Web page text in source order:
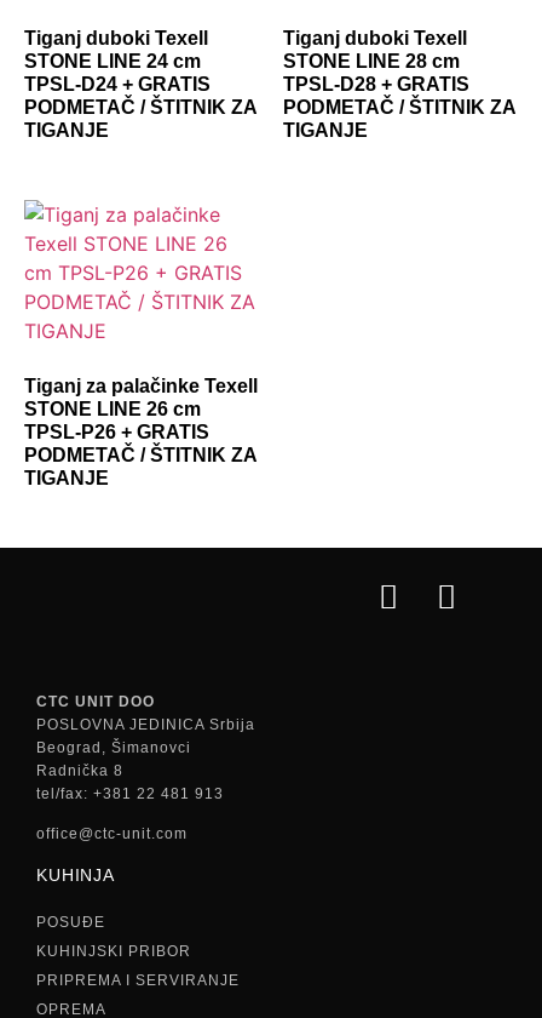
Tiganj duboki Texell
STONE LINE 24 cm
TPSL-D24 + GRATIS
PODMETAČ / ŠTITNIK ZA
TIGANJE
Tiganj duboki Texell
STONE LINE 28 cm
TPSL-D28 + GRATIS
PODMETAČ / ŠTITNIK ZA
TIGANJE
Tiganj za palačinke Texell
STONE LINE 26 cm
TPSL-P26 + GRATIS
PODMETAČ / ŠTITNIK ZA
TIGANJE
CTC UNIT DOO
POSLOVNA JEDINICA Srbija
Beograd, Šimanovci
Radnička 8
tel/fax: +381 22 481 913
office@ctc-unit.com
KUHINJA
POSUĐE
KUHINJSKI PRIBOR
PRIPREMA I SERVIRANJE
OPREMA